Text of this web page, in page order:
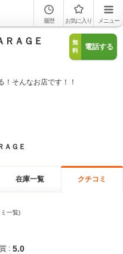
履歴 お気に入り メニュー
ＲＡＧＥ
無
料
電話する
！そんなお店です！！
ＧＥ
在庫一覧 クチコミ
一覧)
: 5.0